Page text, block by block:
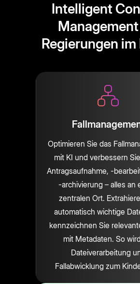
Intelligent
Regierungen im
Optimieren Sie das
mit KI und verbessern
Antragsaufnahme, -
-archivierung – alles an
zentralen Ort.
automatisch wichtige
kennzeichnen Sie
mit Metadaten. So
Dateiverarbeitung
Fallabwicklung zum